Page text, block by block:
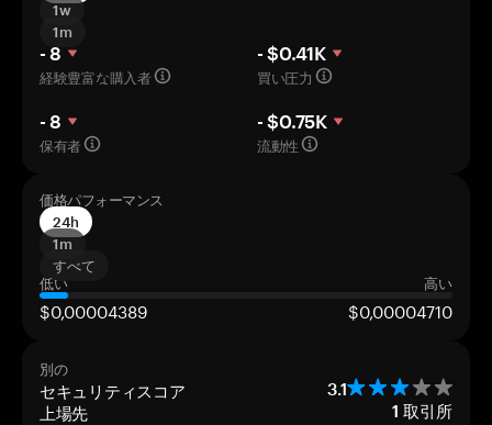
1w
1m
- 8
経験豊富な購入者
- $0.41K
買い圧力
- 8
保有者
- $0.75K
流動性
価格パフォーマンス
24h
1m
すべて
低い
高い
$0,00004389 $0,00004710
別の
セキュリティスコア 3.1
上場先 1 取引所